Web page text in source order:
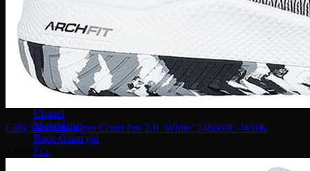
Supreme
Celine
Louis Vuitton
Maison Margiela
Nike
MCM
Dolce & Gabbana
Chanel
Montblanc
Bape
Fila
Giày Skechers Viper Court Pro 2.0 ‘White’ 246069C-WBK
3,900,000